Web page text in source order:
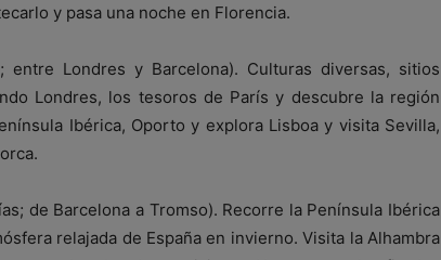
y pasa una noche en Florencia.
entre Londres y Barcelona). Culturas diversas, sitios
Londres, los tesoros de París y descubre la región
Ibérica, Oporto y explora Lisboa y visita Sevilla,
de Barcelona a Tromso). Recorre la Península Ibérica
relajada de España en invierno. Visita la Alhambra